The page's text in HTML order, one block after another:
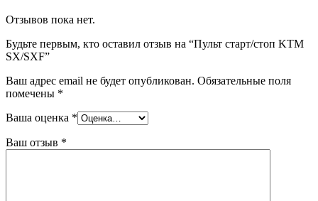
Отзывов пока нет.
Будьте первым, кто оставил отзыв на “Пульт старт/стоп KTM
SX/SXF”
Ваш адрес email не будет опубликован. Обязательные поля
помечены *
Ваша оценка *
Ваш отзыв *